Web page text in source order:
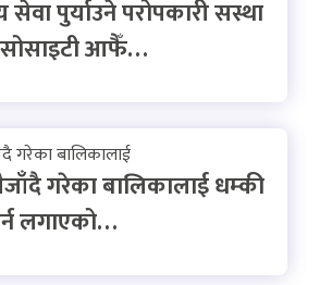
सेवा पुर्याउने परोपकारी सस्था
आफैँ…
गरेका बालिकालाई धम्की
लगाएको…